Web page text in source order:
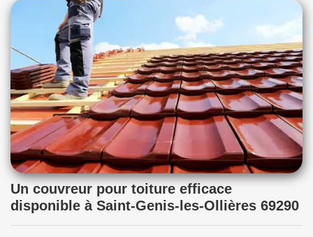
Un couvreur pour toiture efficace
disponible à Saint-Genis-les-Ollières 69290